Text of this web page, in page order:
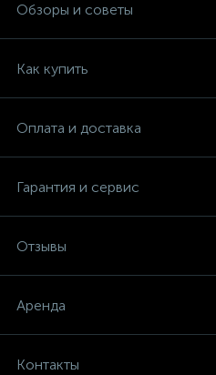
Обзоры и советы
Как купить
Оплата и доставка
Гарантия и сервис
Отзывы
Аренда
Контакты